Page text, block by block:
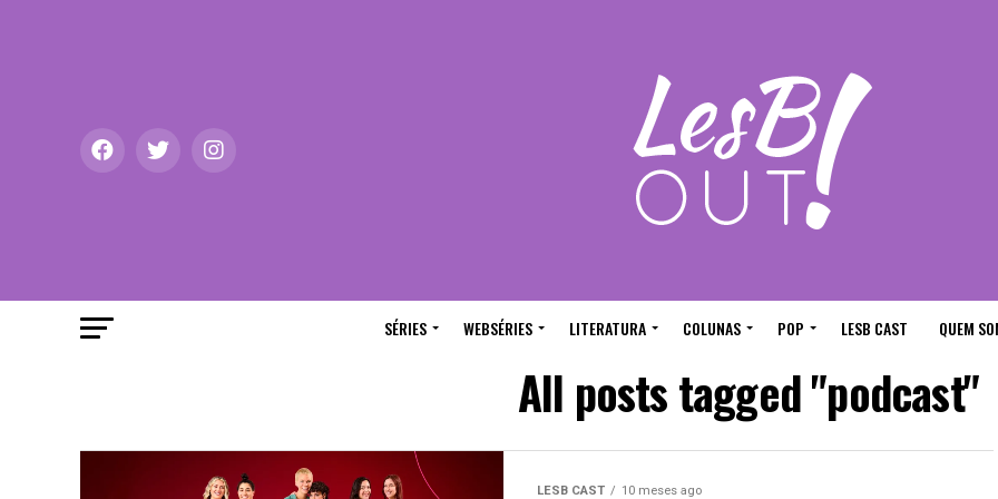
SÉRIES WEBSÉRIES LITERATURA COLUNAS POP LESB CAST QUEM
All posts tagged "podcast"
LESB CAST 10 meses ago